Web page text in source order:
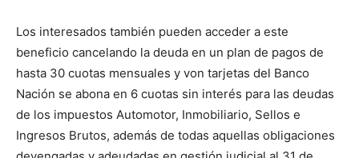
Los interesados también pueden acceder a este
beneficio cancelando la deuda en un plan de pagos de
hasta 30 cuotas mensuales y von tarjetas del Banco
Nación se abona en 6 cuotas sin interés para las deudas
de los impuestos Automotor, Inmobiliario, Sellos e
Ingresos Brutos, además de todas aquellas obligaciones